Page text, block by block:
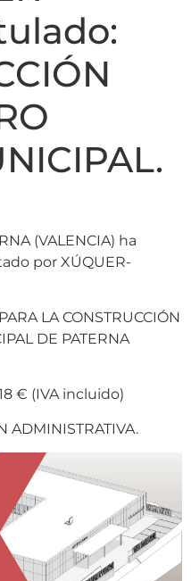
(VALENCIA) ha
por XÚQUER-
LA CONSTRUCCIÓN
DE PATERNA
€ (IVA incluido)
ADMINISTRATIVA.